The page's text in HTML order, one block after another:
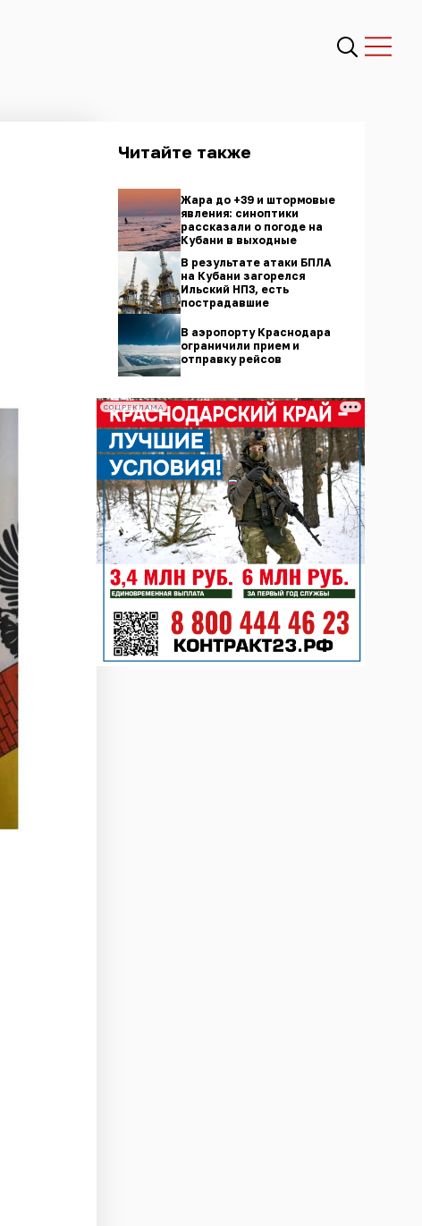
Читайте также
Жара до +39 и штормовые
явления: синоптики
рассказали о погоде на
Кубани в выходные
В результате атаки БПЛА
на Кубани загорелся
Ильский НПЗ, есть
пострадавшие
В аэропорту Краснодара
ограничили прием и
отправку рейсов
СОЦРЕКЛАМА